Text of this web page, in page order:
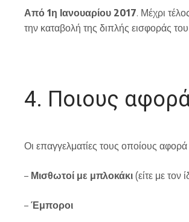
Από 1η Ιανουαρίου 2017. Μέχρι
την καταβολή της διπλής εισφοράς
4. Ποιους
Οι επαγγελματίες τους οποίους
– Μισθωτοί με μπλοκάκι (είτε με τον
– Έμποροι